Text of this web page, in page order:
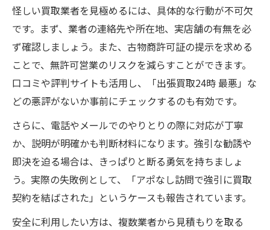
怪しい買取業者を見極めるには、具体的な行動が不可欠
です。まず、業者の連絡先や所在地、実店舗の有無を必
ず確認しましょう。また、古物商許可証の提示を求める
ことで、無許可営業のリスクを減らすことができます。
口コミや評判サイトも活用し、「出張買取24時 最悪」な
どの悪評がないか事前にチェックするのも有効です。
さらに、電話やメールでのやりとりの際に対応が丁寧
か、説明が明確かも判断材料になります。強引な勧誘や
即決を迫る場合は、きっぱりと断る勇気を持ちましょ
う。実際の失敗例として、「アポなし訪問で強引に買取
契約を結ばされた」というケースも報告されています。
安全に利用したい方は、複数業者から見積もりを取る